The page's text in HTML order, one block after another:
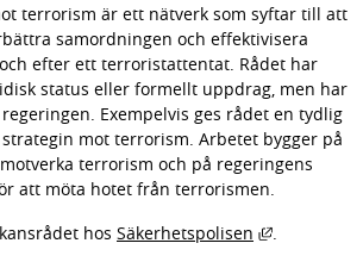
terrorism är ett nätverk som syftar till att
samordningen och effektivisera
efter ett terroristattentat. Rådet har
status eller formellt uppdrag, men har
Exempelvis ges rådet en tydlig
mot terrorism. Arbetet bygger på
terrorism och på regeringens
att möta hotet från terrorismen.
hos Säkerhetspolisen Länk till
.